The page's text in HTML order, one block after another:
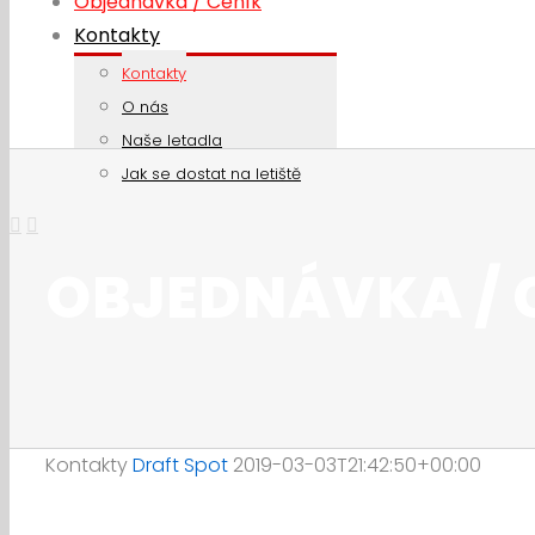
Kontakty
Kontakty
O nás
Naše letadla
Jak se dostat na letiště
KontaktyDraft Spot 2019-03-03T21:42:50+00:00